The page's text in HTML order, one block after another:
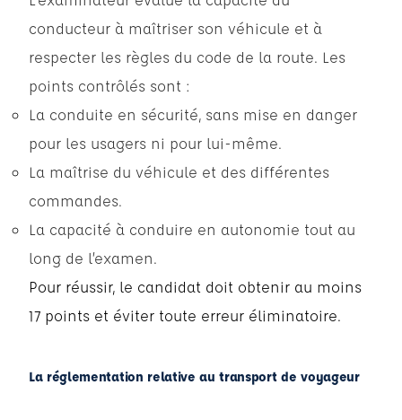
conducteur à maîtriser son véhicule et à
respecter les règles du code de la route. Les
points contrôlés sont :
La conduite en sécurité, sans mise en danger
pour les usagers ni pour lui-même.
La maîtrise du véhicule et des différentes
commandes.
La capacité à conduire en autonomie tout au
long de l’examen.
Pour réussir, le candidat doit obtenir au moins
17 points et éviter toute erreur éliminatoire.
La réglementation relative au transport de voyageur